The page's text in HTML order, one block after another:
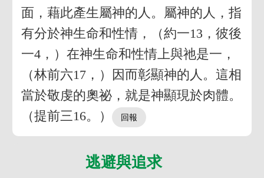
面，藉此產生屬神的人。屬神的人，指
有分於神生命和性情，（約一13，彼後
一4，）在神生命和性情上與祂是一，
（林前六17，）因而彰顯神的人。這相
當於敬虔的奧祕，就是神顯現於肉體。
（提前三16。）
逃避與追求